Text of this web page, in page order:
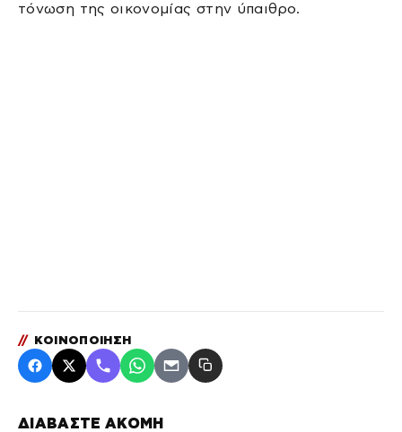
ΔΙΑΒΑΣΤΕ ΑΚΟΜΗ
τόνωση της οικονομίας στην ύπαιθρο.
// ΚΟΙΝΟΠΟΙΗΣΗ